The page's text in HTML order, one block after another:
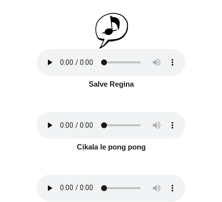
Salve Regina
Cikala le pong pong